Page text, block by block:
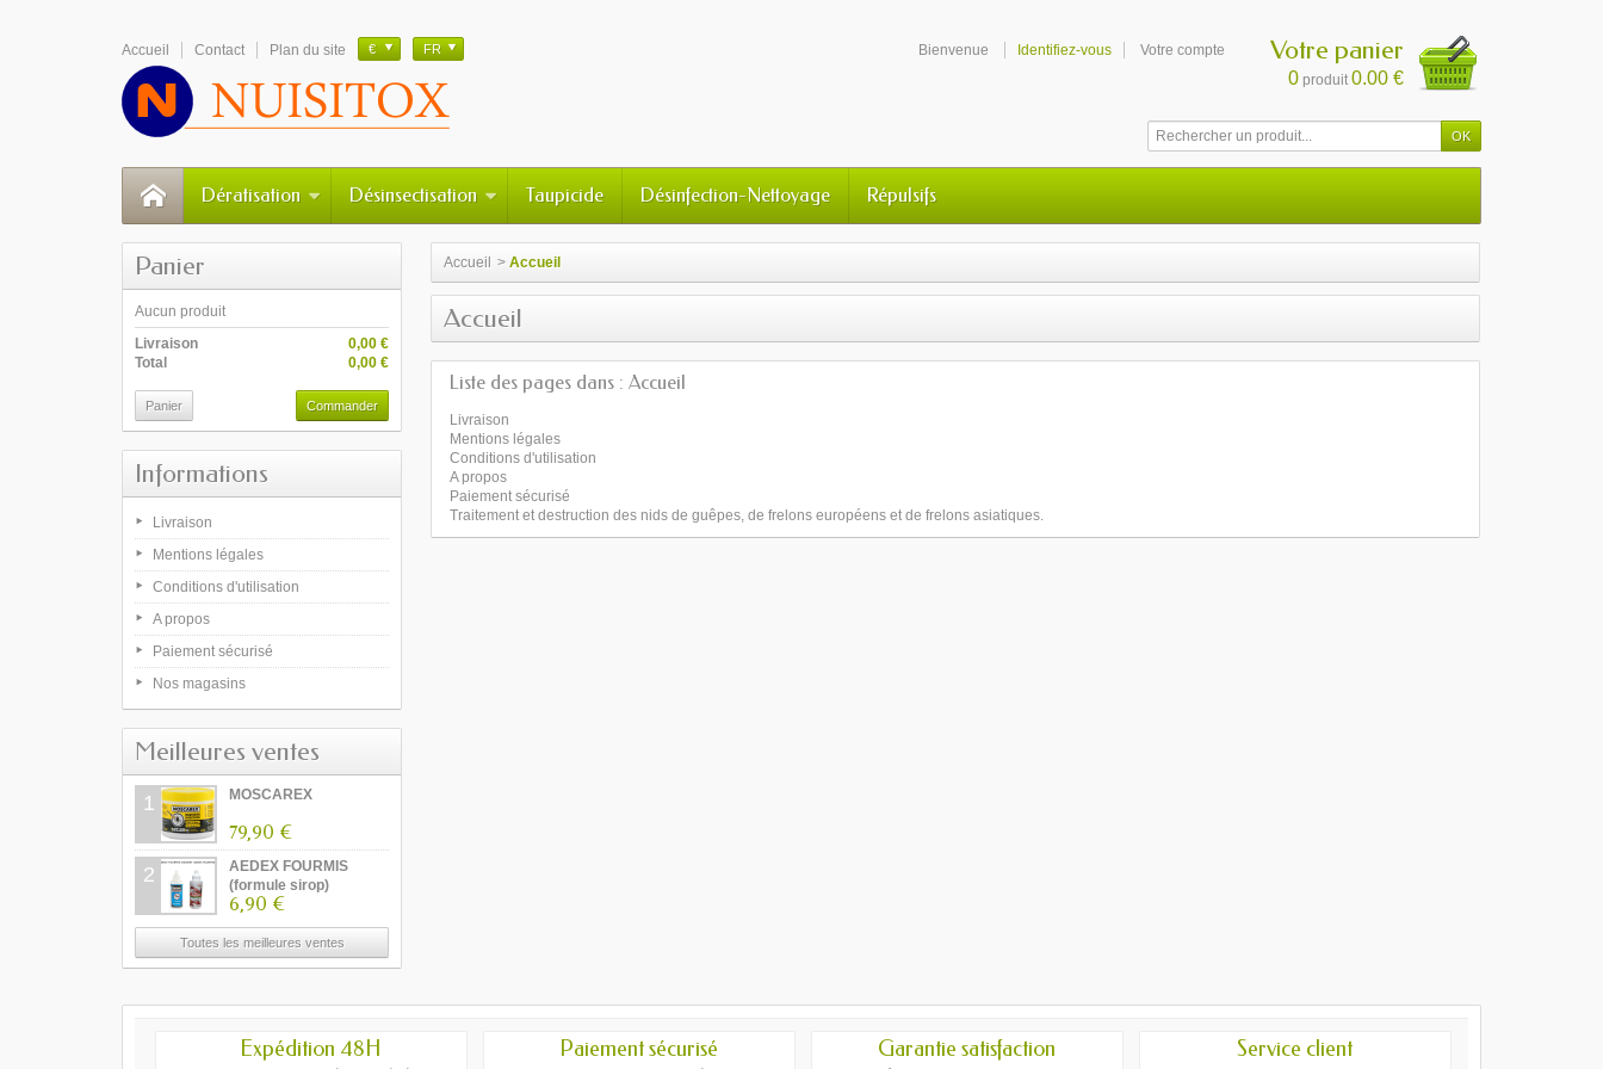
Accueil Contact Plan du site € FR Bienvenue Identifiez-vous Votre compte Votre panier
0 produit 0.00 €
Dératisation Désinsectisation Taupicide Désinfection-Nettoyage Répulsifs
Panier
Aucun produit
0,00 €
Livraison
0,00 €
Total
Panier Commander
Informations
Livraison
Mentions légales
Conditions d'utilisation
A propos
Paiement sécurisé
Nos magasins
Meilleures ventes
1 MOSCAREX
79,90 €
2
AEDEX FOURMIS
(formule sirop)
6,90 €
Toutes les meilleures ventes
Accueil > Accueil
Accueil
Liste des pages dans : Accueil
Livraison
Mentions légales
Conditions d'utilisation
A propos
Paiement sécurisé
Traitement et destruction des nids de guêpes, de frelons européens et de frelons asiatiques.
Expédition 48H Paiement sécurisé Garantie satisfaction Service client